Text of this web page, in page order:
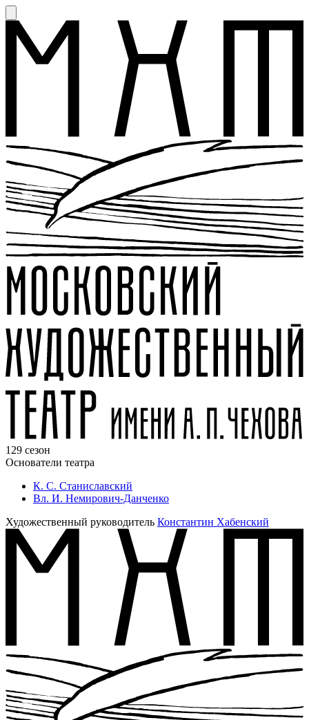
129 сезон
Основатели театра
К. С. Станиславский
Вл. И. Немирович-Данченко
Художественный руководитель Константин Хабенский